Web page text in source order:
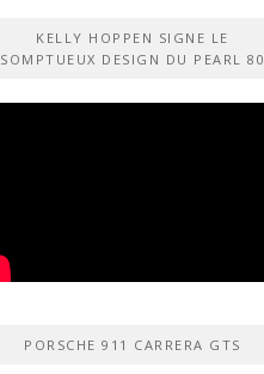
KELLY HOPPEN SIGNE LE
SOMPTUEUX DESIGN DU PEARL 80
PORSCHE 911 CARRERA GTS